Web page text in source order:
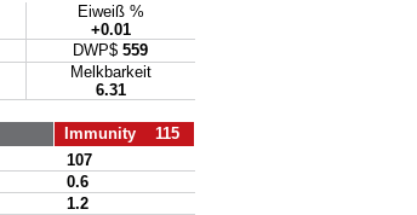
Eiweiß %
+0.01
DWP$ 559
Melkbarkeit
6.31
Immunity 115
107
0.6
1.2